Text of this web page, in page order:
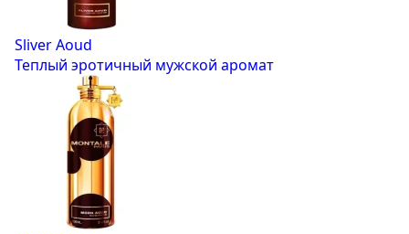
Sliver Aoud
Теплый эротичный мужской аромат